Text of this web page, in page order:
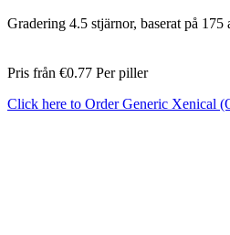
Gradering 4.5 stjärnor, baserat på 175
Pris från €0.77 Per piller
Click here to Order Generic Xenical